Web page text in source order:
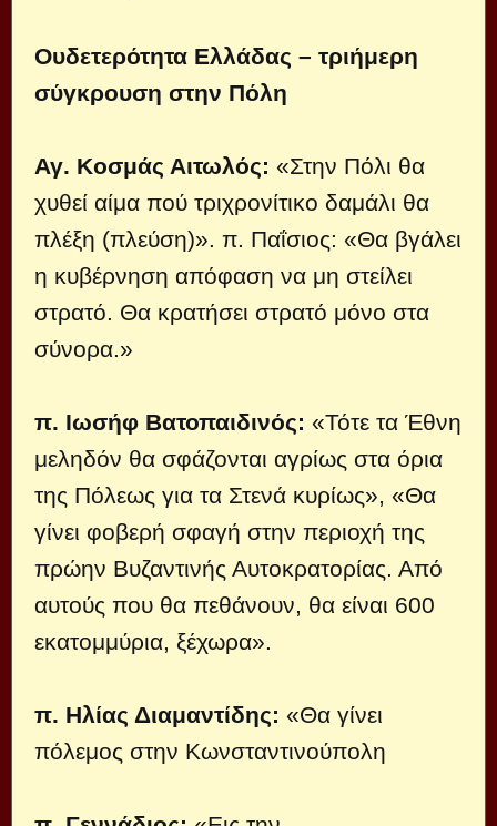
Ουδετερότητα Ελλάδας – τριήμερη
σύγκρουση στην Πόλη
Αγ. Κοσμάς Αιτωλός: «Στην Πόλι θα
χυθεί αίμα πού τριχρονίτικο δαμάλι θα
πλέξη (πλεύση)». π. Παΐσιος: «Θα βγάλει
η κυβέρνηση απόφαση να μη στείλει
στρατό. Θα κρατήσει στρατό μόνο στα
σύνορα.»
π. Ιωσήφ Βατοπαιδινός: «Τότε τα Έθνη
μεληδόν θα σφάζονται αγρίως στα όρια
της Πόλεως για τα Στενά κυρίως», «Θα
γίνει φοβερή σφαγή στην περιοχή της
πρώην Βυζαντινής Αυτοκρατορίας. Από
αυτούς που θα πεθάνουν, θα είναι 600
εκατομμύρια, ξέχωρα».
π. Ηλίας Διαμαντίδης: «Θα γίνει
πόλεμος στην Κωνσταντινούπολη